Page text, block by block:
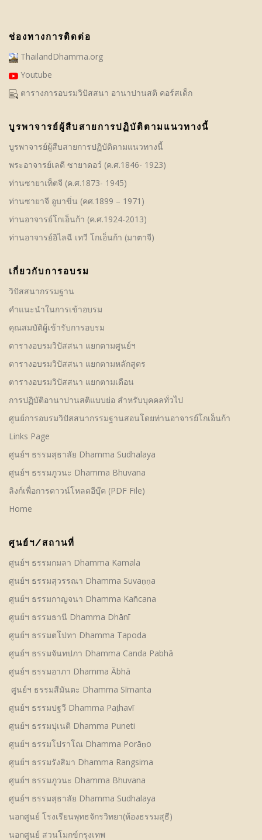
ช่องทางการติดต่อ
ThailandDhamma.org
Youtube
ตารางการอบรมวิปัสสนา อานาปานสติ คอร์สเด็ก
บูรพาจารย์ผู้สืบสายการปฏิบัติตามแนวทางนี้
บูรพาจารย์ผู้สืบสายการปฏิบัติตามแนวทางนี้
พระอาจารย์เลดี ซายาดอว์ (ค.ศ.1846- 1923)
ท่านซายาเท็ตจี (ค.ศ.1873- 1945)
ท่านซายาจี อูบาขิ่น (คศ.1899 – 1971)
ท่านอาจารย์โกเอ็นก้า (ค.ศ.1924-2013)
ท่านอาจารย์อิไลฉี เทวี โกเอ็นก้า (มาตาจี)
เกี่ยวกับการอบรม
วิปัสสนากรรมฐาน
คําแนะนำในการเข้าอบรม
คุณสมบัติผู้เข้ารับการอบรม
ตารางอบรมวิปัสสนา แยกตามศูนย์ฯ
ตารางอบรมวิปัสสนา แยกตามหลักสูตร
ตารางอบรมวิปัสสนา แยกตามเดือน
การปฏิบัติอานาปานสติแบบย่อ สำหรับบุคคลทั่วไป
ศูนย์การอบรมวิปัสสนากรรมฐานสอนโดยท่านอาจารย์โกเอ็นก้า
Links Page
ศูนย์ฯ ธรรมสุธาลัย Dhamma Sudhalaya
ศูนย์ฯ ธรรมภูวนะ Dhamma Bhuvana
ลิงก์เพื่อการดาวน์โหลดอีบุ๊ค (PDF File)
Home
ศูนย์ฯ/สถานที่
ศูนย์ฯ ธรรมกมลา Dhamma Kamala
ศูนย์ฯ ธรรมสุวรรณา Dhamma Suvaṇṇa
ศูนย์ฯ ธรรมกาญจนา Dhamma Kañcana
ศูนย์ฯ ธรรมธานี Dhamma Dhānī
ศูนย์ฯ ธรรมตโปทา Dhamma Tapoda
ศูนย์ฯ ธรรมจันทปภา Dhamma Canda Pabhā
ศูนย์ฯ ธรรมอาภา Dhamma Ābhā
ศูนย์ฯ ธรรมสีมันตะ Dhamma Sīmanta
ศูนย์ฯ ธรรมปฐวี Dhamma Paṭhavī
ศูนย์ฯ ธรรมปุเนติ Dhamma Puneti
ศูนย์ฯ ธรรมโปราโณ Dhamma Porāṇo
ศูนย์ฯ ธรรมรังสิมา Dhamma Rangsima
ศูนย์ฯ ธรรมภูวนะ Dhamma Bhuvana
ศูนย์ฯ ธรรมสุธาลัย Dhamma Sudhalaya
นอกศูนย์ โรงเรียนพุทธจักรวิทยา(ห้องธรรมสุธี)
นอกศูนย์ สวนโมกข์กรุงเทพ